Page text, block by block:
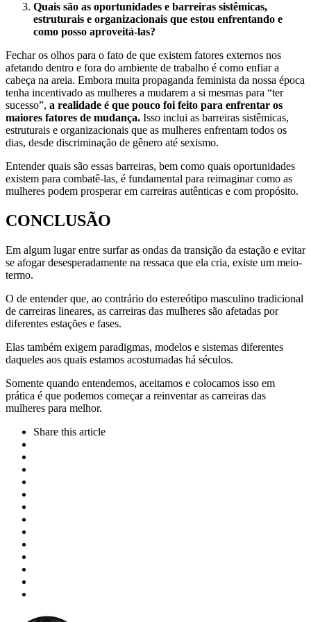
Quais são as oportunidades e barreiras sistêmicas,
estruturais e organizacionais que estou enfrentando e
como posso aproveitá-las?
Fechar os olhos para o fato de que existem fatores externos nos
afetando dentro e fora do ambiente de trabalho é como enfiar a
cabeça na areia. Embora muita propaganda feminista da nossa época
tenha incentivado as mulheres a mudarem a si mesmas para “ter
sucesso”, a realidade é que pouco foi feito para enfrentar os
maiores fatores de mudança. Isso inclui as barreiras sistêmicas,
estruturais e organizacionais que as mulheres enfrentam todos os
dias, desde discriminação de gênero até sexismo.
Entender quais são essas barreiras, bem como quais oportunidades
existem para combatê-las, é fundamental para reimaginar como as
mulheres podem prosperar em carreiras autênticas e com propósito.
CONCLUSÃO
Em algum lugar entre surfar as ondas da transição da estação e evitar
se afogar desesperadamente na ressaca que ela cria, existe um meio-
termo.
O de entender que, ao contrário do estereótipo masculino tradicional
de carreiras lineares, as carreiras das mulheres são afetadas por
diferentes estações e fases.
Elas também exigem paradigmas, modelos e sistemas diferentes
daqueles aos quais estamos acostumadas há séculos.
Somente quando entendemos, aceitamos e colocamos isso em
prática é que podemos começar a reinventar as carreiras das
mulheres para melhor.
Share this article